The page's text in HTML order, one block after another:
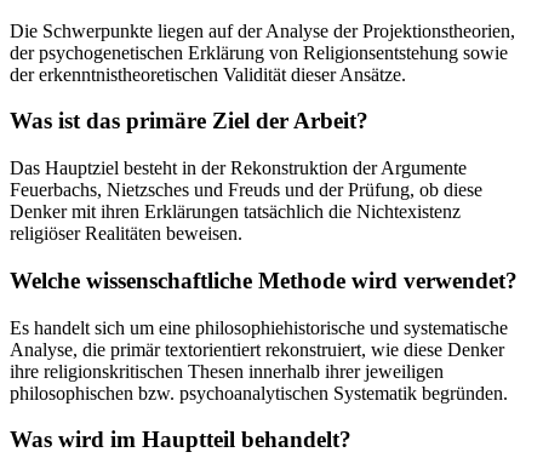
Die Schwerpunkte liegen auf der Analyse der Projektionstheorien,
der psychogenetischen Erklärung von Religionsentstehung sowie
der erkenntnistheoretischen Validität dieser Ansätze.
Was ist das primäre Ziel der Arbeit?
Das Hauptziel besteht in der Rekonstruktion der Argumente
Feuerbachs, Nietzsches und Freuds und der Prüfung, ob diese
Denker mit ihren Erklärungen tatsächlich die Nichtexistenz
religiöser Realitäten beweisen.
Welche wissenschaftliche Methode wird verwendet?
Es handelt sich um eine philosophiehistorische und systematische
Analyse, die primär textorientiert rekonstruiert, wie diese Denker
ihre religionskritischen Thesen innerhalb ihrer jeweiligen
philosophischen bzw. psychoanalytischen Systematik begründen.
Was wird im Hauptteil behandelt?